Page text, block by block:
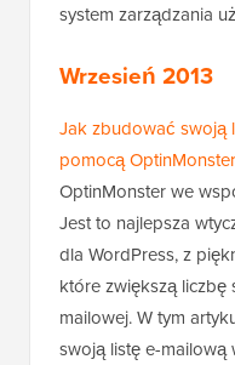
system zarządzania
Wrzesień 2013
Jak zbudować swoją
pomocą OptinMonster
OptinMonster we
Jest to najlepsza
dla WordPress, z
które zwiększą liczbę
mailowej. W tym
swoją listę e-